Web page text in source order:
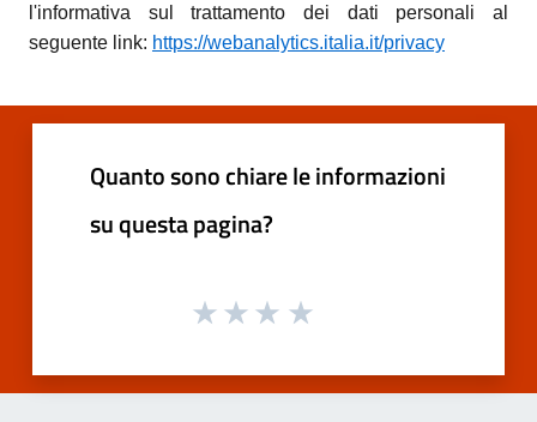
l'informativa sul trattamento dei dati personali al
seguente link: https://webanalytics.italia.it/privacy
Quanto sono chiare le informazioni
su questa pagina?